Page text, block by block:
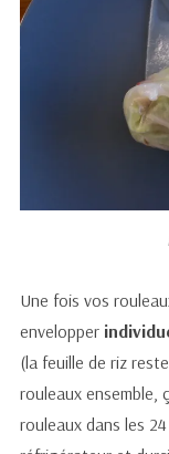
Une fois vos
envelopper
(la feuille de riz
rouleaux ensemble,
rouleaux dans les